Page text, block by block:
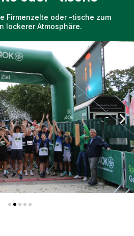
Firmenzelte oder -tische zum
lockerer Atmosphäre.